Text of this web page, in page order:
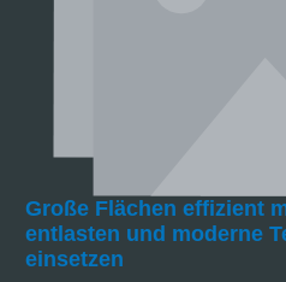
Große Flächen effizient
entlasten und moderne
einsetzen